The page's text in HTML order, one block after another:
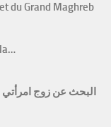
du Grand Maghreb
A la recherche du mari de ma femme البحث عن زوج امرأتي